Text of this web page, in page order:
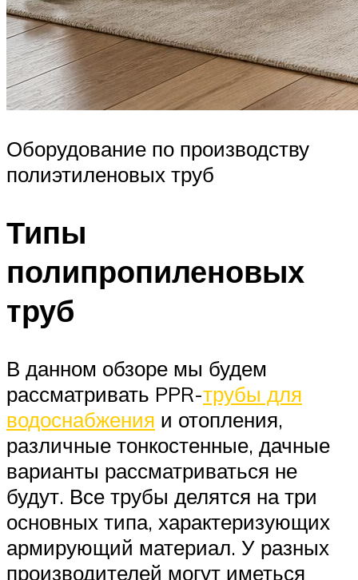
Оборудование по производству
полиэтиленовых труб
Типы
полипропиленовых
труб
В данном обзоре мы будем
рассматривать PPR-трубы для
водоснабжения и отопления,
различные тонкостенные, дачные
варианты рассматриваться не
будут. Все трубы делятся на три
основных типа, характеризующих
армирующий материал. У разных
производителей могут иметься